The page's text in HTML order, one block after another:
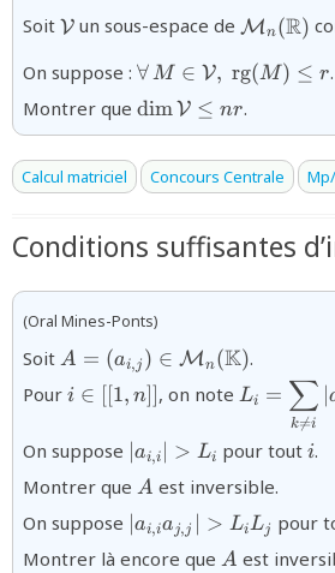
Soit {\mathcal{V}}
Vun sous-espace de Mn(R)
On suppose :
(M)\le r}
∀ M ∈ V, rg(M) ≤ r.
Montrer que {\dim
dim V ≤ nr.
Calcul matriciel Concours Centrale
Conditions suffisantes
(Oral Mines-Ponts)
Soit {A=(a_{i,j})\in
\mathcal{M}_{n}
(\mathbb{K})}
A = (ai,j ) ∈ Mn(K).
Pour {i\in
\lbrack\lbrack
i ∈ [[1, n]] , on note
i}|a_{i,k}|}
Li =
k
=i
∑
On suppose {|a_{i,i}|>L_{i}}
ai,i > Li pour tout {i}
i.
Montrer que {A}
A est inversible.
On suppose ai,iaj,j > LiLj pour
Montrer là encore que {A}
A est